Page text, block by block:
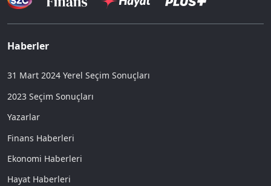
Haberler
31 Mart 2024 Yerel Seçim Sonuçları
2023 Seçim Sonuçları
Yazarlar
Finans Haberleri
Ekonomi Haberleri
Hayat Haberleri